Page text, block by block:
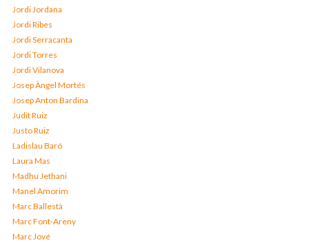
Jordi Jordana
Jordi Ribes
Jordi Serracanta
Jordi Torres
Jordi Vilanova
Josep Àngel Mortés
Josep Anton Bardina
Judit Ruiz
Justo Ruiz
Ladislau Baró
Laura Mas
Madhu Jethani
Manel Amorim
Marc Ballestà
Marc Font-Areny
Marc Jové